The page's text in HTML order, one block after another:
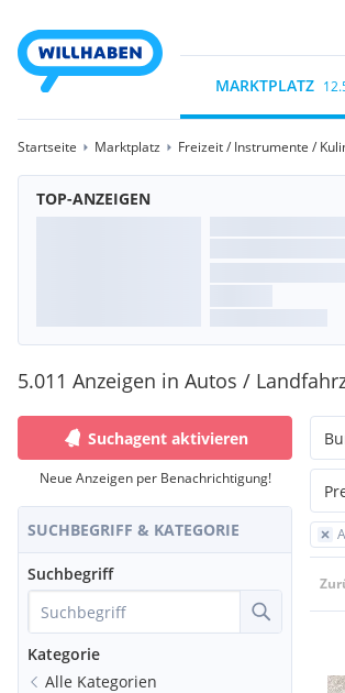
MARKTPLATZ
Startseite Marktplatz Freizeit / Instrumente /
TOP-ANZEIGEN
5.011 Anzeigen in Autos /
Suchagent aktivieren
Neue Anzeigen per Benachrichtigung!
SUCHBEGRIFF & KATEGORIE
Suchbegriff
Kategorie
Alle Kategorien